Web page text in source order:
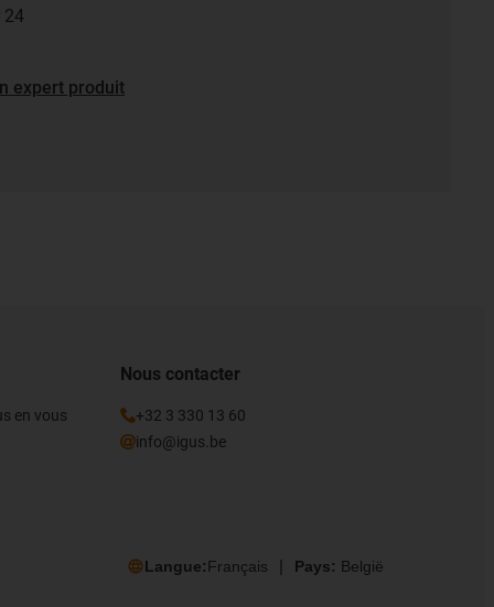
24
expert produit
en vous
Nous contacter
+32 3 330 13 60
info@igus.be
Langue:Français Pays: België